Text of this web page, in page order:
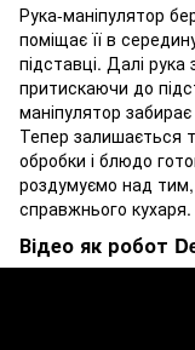
Рука-маніпулятор
поміщає її в
підставці. Далі
притискаючи до
маніпулятор
Тепер залишається
обробки і блюдо
роздумуємо над
справжнього кухаря.
Відео як робот